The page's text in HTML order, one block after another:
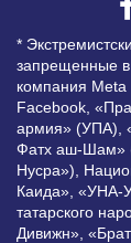
*
запрещенные в
компания
Facebook,
армия» (УПА),
Фатх аш-Шам»
Нусра»),
Каида», «УНА-
татарского
Дивижн»,